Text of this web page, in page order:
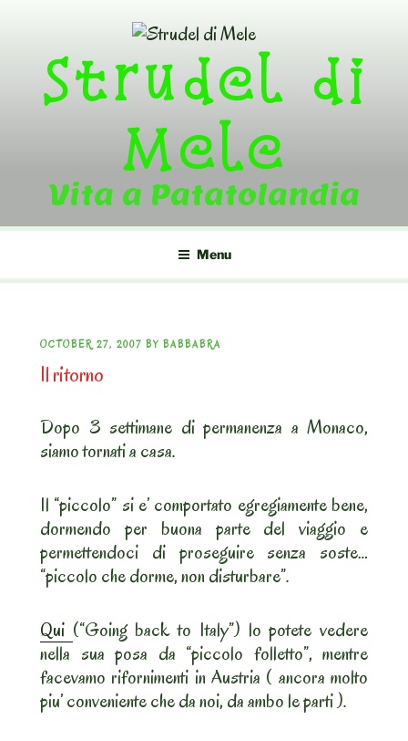
contentStrudel di
Mele
Vita a Patatolandia
Menu
POSTED
ON
OCTOBER 27, 2007 BY BABBABRA
Il ritorno
Dopo 3 settimane di permanenza a Monaco,
siamo tornati a casa.
Il “piccolo” si e’ comportato egregiamente bene,
dormendo per buona parte del viaggio e
permettendoci di proseguire senza soste…
“piccolo che dorme, non disturbare”.
Qui (“Going back to Italy”) lo potete vedere
nella sua posa da “piccolo folletto”, mentre
facevamo rifornimenti in Austria ( ancora molto
piu’ conveniente che da noi, da ambo le parti ).